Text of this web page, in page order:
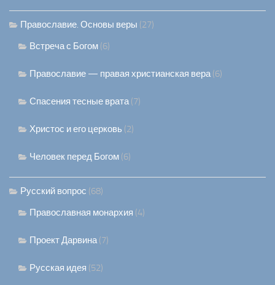
Православие. Основы веры (27)
Встреча с Богом (6)
Православие — правая христианская вера(6)
Спасения тесные врата(7)
Христос и его церковь (2)
Человек перед Богом (6)
Русский вопрос (68)
Православная монархия (4)
Проект Дарвина(7)
Русская идея (52)